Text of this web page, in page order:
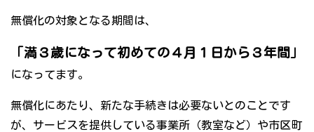
無償化の対象となる期間は、
「満３歳になって初めての４月１日から３年間」
になってます。
無償化にあたり、新たな手続きは必要ないとのことです
が、サービスを提供している事業所（教室など）や市区町